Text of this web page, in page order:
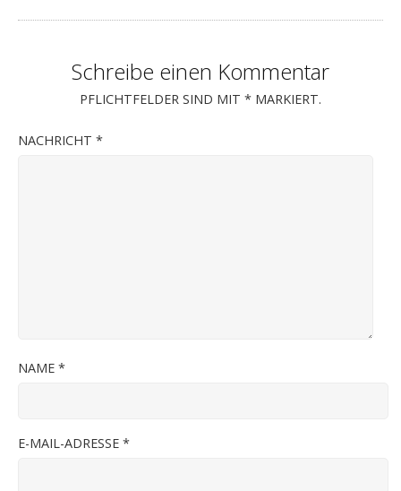
Schreibe einen Kommentar
PFLICHTFELDER SIND MIT * MARKIERT.
NACHRICHT *
NAME *
E-MAIL-ADRESSE *